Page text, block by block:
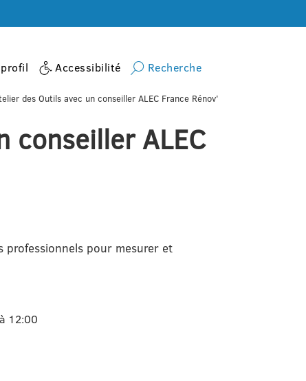
Accessibilité Recherche
des Outils avec un conseiller ALEC France Rénov'
conseiller ALEC
pour mesurer et
12:00